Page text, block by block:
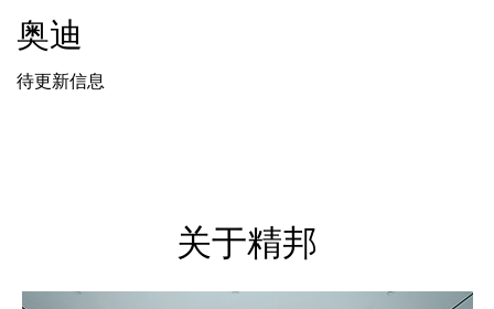
奥迪
待更新信息
关于精邦